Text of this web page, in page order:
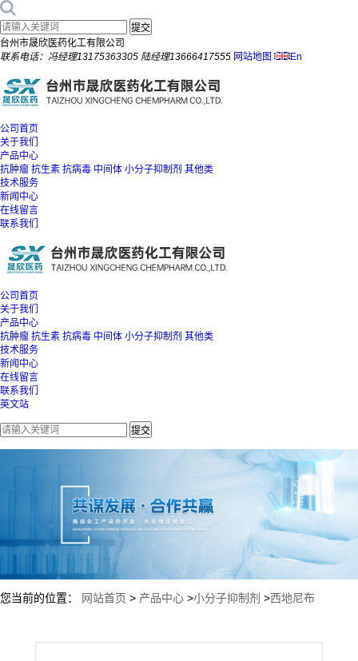
台州市晟欣医药化工有限公司
联系电话：冯经理13175363305 陆经理13666417555 网站地图 En
公司首页
关于我们
产品中心
抗肿瘤 抗生素 抗病毒 中间体 小分子抑制剂 其他类
技术服务
新闻中心
在线留言
联系我们
公司首页
关于我们
产品中心
抗肿瘤 抗生素 抗病毒 中间体 小分子抑制剂 其他类
技术服务
新闻中心
在线留言
联系我们
英文站
您当前的位置： 网站首页 > 产品中心 >小分子抑制剂 >西地尼布